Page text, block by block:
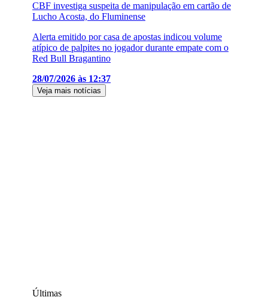
CBF investiga suspeita de manipulação em cartão de
Lucho Acosta, do Fluminense
Alerta emitido por casa de apostas indicou volume
atípico de palpites no jogador durante empate com o
Red Bull Bragantino
28/07/2026 às 12:37
Veja mais notícias
Últimas